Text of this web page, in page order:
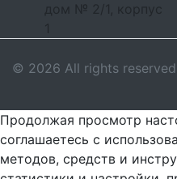
дом № 2/1, корпус
© 2026 All rights
Продолжая просмотр
соглашаетесь с
методов, средств и